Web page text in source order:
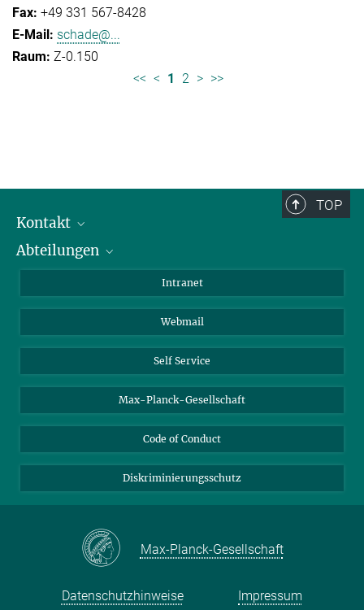
+49 331 567-8428
schade@...
Z-0.150
<< < 1 2 > >>
TOP
Kontakt
Mitarbeiterverzeichnis
Abteilungen
Biomolekulare Systeme
Kolloidchemie
Nachhaltige und Bio-inspirierte Materialien
Intranet
Webmail
Self Service
Max-Planck-Gesellschaft
Code of Conduct
Diskriminierungsschutz
Max-Planck-Gesellschaft
Datenschutzhinweise Impressum